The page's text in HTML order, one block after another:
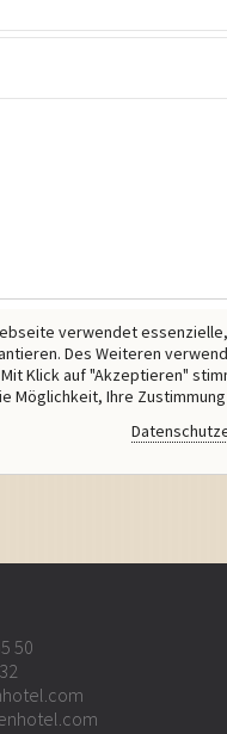
50
verwendet
Des Weiteren
Klick auf "Akzeptieren"
Möglichkeit, Ihre